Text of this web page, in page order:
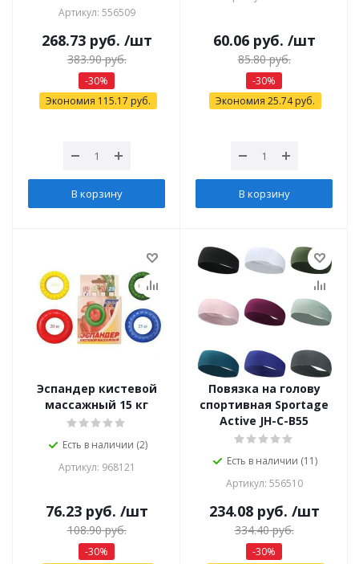
Артикул: 556509
268.73руб. /шт
383.90руб.
-30%
Экономия 115.17 руб.
В корзину
60.06руб. /шт
85.80руб.
-30%
Экономия 25.74руб.
В корзину
Эспандер кистевой
массажный 15 кг
Есть в наличии (2)
Артикул: 968121
76.23руб. /шт
108.90руб.
-30%
Повязка на голову
спортивная Sportage
Active JH-C-B55
Есть в наличии (11)
Артикул: 556510
234.08руб. /шт
334.40руб.
-30%